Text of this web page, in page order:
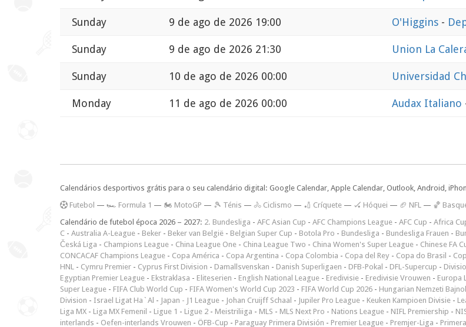
Sunday 9 de ago de 2026 19:00 O'Higgins -
Sunday 9 de ago de 2026 21:30 Union La
Sunday 10 de ago de 2026 00:00 Universidad
Monday 11 de ago de 2026 00:00 Audax Italiano
Calendários desportivos grátis para o seu calendário digital: Google Calendar, Apple Calendar, Outlook, Android,
Futebol — 🏎️ Formula 1 — 🏍 MotoGP — 🎾 Ténis — 🚴 Ciclismo — 🏏 Críquete — 🏑 Hóquei — 🏈 NFL — 🏀
Calendário de futebol época 2026 – 2027: 2. Bundesliga - AFC Asian Cup - AFC Champions League - AFC Cup - Africa
C - Australia A-League - Beker - Beker van België - Belgian Super Cup - Botola Pro - Bundesliga - Bundesliga Frauen -
Česká Liga - Champions League - China League One - China League Two - China Women's Super League - Chinese FA
CONCACAF Champions League - Copa América - Copa Argentina - Copa Colombia - Copa del Rey - Copa do Brasil -
HNL - Cymru Premier - Cyprus First Division - Damallsvenskan - Danish Superligaen - DFB-Pokal - DFL-Supercup -
Egyptian Premier League - Ekstraklasa - Eliteserien - English National League - Eredivisie - Eredivisie Vrouwen - Europa
Super League - FIFA Club World Cup - FIFA Women's World Cup 2023 - FIFA World Cup 2026 - Hungarian Nemzeti
Division - Israel Ligat Ha`Al - Japan - J1 League - Johan Cruijff Schaal - Jupiler Pro League - Keuken Kampioen Divisie -
Liga MX - Liga MX Femenil - Ligue 1 - Ligue 2 - Meistriliiga - MLS - MLS Next Pro - Nations League - NIFL Premiership -
interlands - Oefen-interlands Vrouwen - ÖFB-Cup - Paraguay Primera División - Premier League - Premjer-Liga -